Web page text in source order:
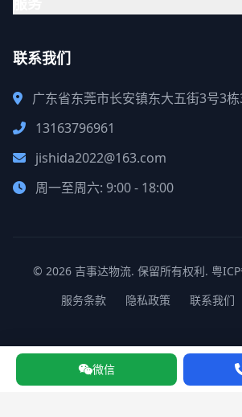
联系我们
广东省东莞市长安镇东大五街3号3
13163796961
jishida2022@163.com
周一至周六: 9:00 - 18:00
© 2026 吉事达物流. 保留所有权利. 粤
服务条款
隐私政策 联系我们
微信